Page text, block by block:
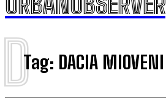
Tag: DACIA MIOVENI
D